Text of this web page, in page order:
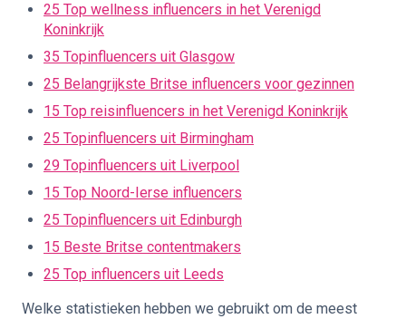
25 Top wellness influencers in het Verenigd
Koninkrijk
35 Topinfluencers uit Glasgow
25 Belangrijkste Britse influencers voor gezinnen
15 Top reisinfluencers in het Verenigd Koninkrijk
25 Topinfluencers uit Birmingham
29 Topinfluencers uit Liverpool
15 Top Noord-Ierse influencers
25 Topinfluencers uit Edinburgh
15 Beste Britse contentmakers
25 Top influencers uit Leeds
Welke statistieken hebben we gebruikt om de meest